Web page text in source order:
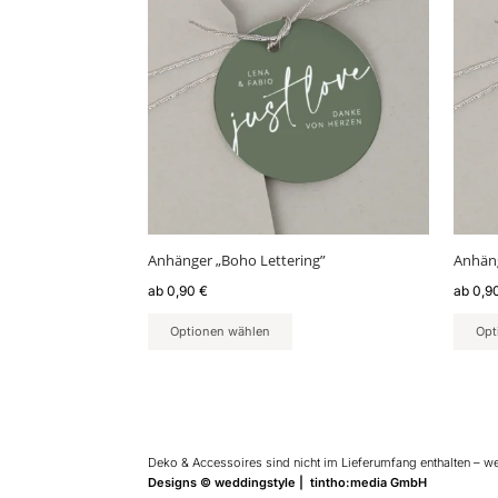
Anhänger „Boho Lettering”
ab 0,90 €
Optionen wählen
mehrere
Varianten
auf.
Die
Optionen
werden
ab
auf.
Die
Deko & Accessoires sind nicht im Lieferumfang enthalten –
Designs © weddingstyle | tintho:media GmbH